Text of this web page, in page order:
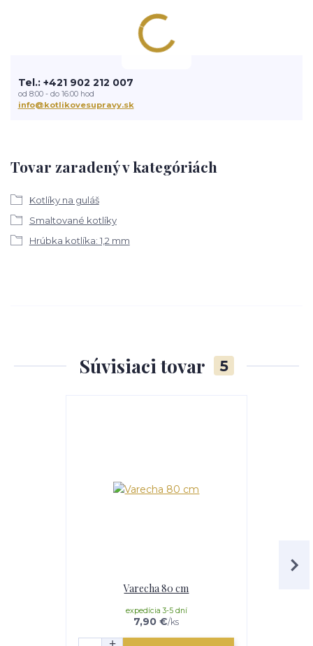
Tovar zaradený v kategóriách
Kotlíky na guláš
Smaltované kotlíky
Hrúbka kotlíka: 1,2 mm
Tel.: +421 902 212 007
od 8:00 - do 16:00 hod
info@kotlikovesupravy.sk
Súvisiaci tovar 5
Varecha 80 cm
7,90 €/ks
expedícia 3-5 dní